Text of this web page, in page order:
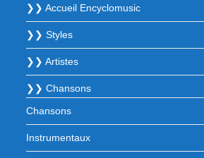
❯❯ Accueil Encyclomusic
❯❯ Styles
❯❯ Artistes
❯❯ Chansons
Chansons
Instrumentaux